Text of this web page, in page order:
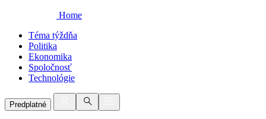
Home
Téma týždňa
Politika
Ekonomika
Spoločnosť
Technológie
Predplatné